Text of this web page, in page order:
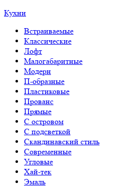
Кухни
Встраиваемые
Классические
Лофт
Малогабаритные
Модерн
П-образные
Пластиковые
Прованс
Прямые
С островом
С подсветкой
Скандинавский стиль
Современные
Угловые
Хай-тек
Эмаль